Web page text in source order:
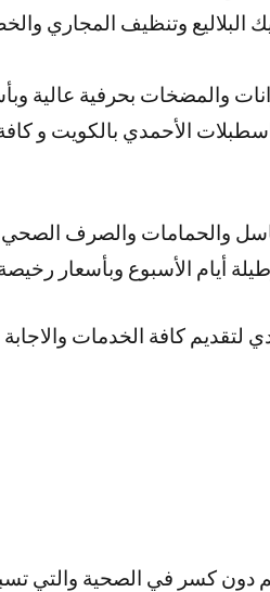
وتنظيف المجاري
والمضخات بحرفية عالية
الأحمدي بالكويت و
والحمامات والصرف
أيام الأسبوع وبأسعار
كافة الخدمات
دون كسر في الصحية والتي